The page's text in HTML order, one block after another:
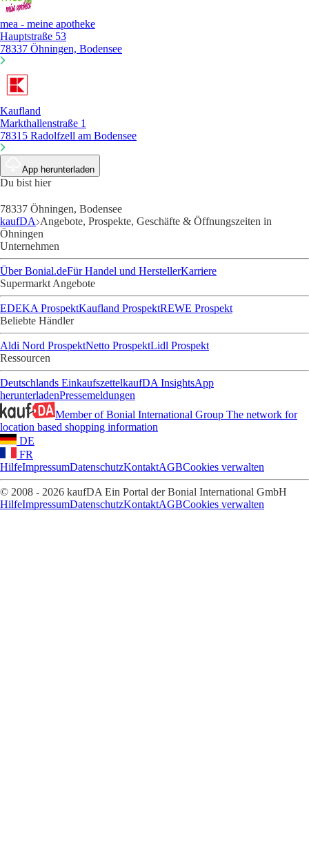
mea - meine apotheke
Hauptstraße 53
78337 Öhningen, Bodensee
Kaufland
Markthallenstraße 1
78315 Radolfzell am Bodensee
App herunterladen
Du bist hier
78337 Öhningen, Bodensee
kaufDA Angebote, Prospekte, Geschäfte & Öffnungszeiten in
Öhningen
Unternehmen
Über Bonial.deFür Handel und HerstellerKarriere
Supermarkt Angebote
EDEKA ProspektKaufland ProspektREWE Prospekt
Beliebte Händler
Aldi Nord ProspektNetto ProspektLidl Prospekt
Ressourcen
Deutschlands EinkaufszettelkaufDA InsightsApp
herunterladenPressemeldungen
Member of Bonial International Group The network for
location based shopping information
DE
FR
HilfeImpressumDatenschutzKontaktAGBCookies verwalten
© 2008 - 2026 kaufDA Ein Portal der Bonial International GmbH
HilfeImpressumDatenschutzKontaktAGBCookies verwalten